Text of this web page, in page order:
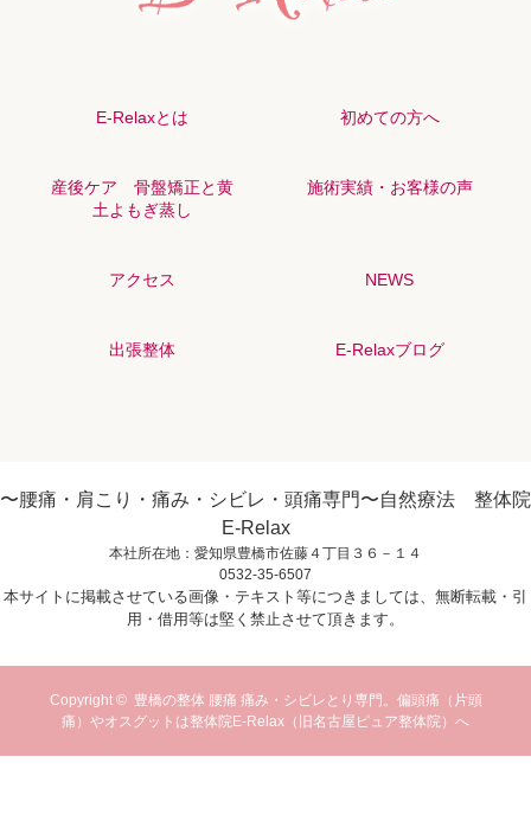
E-Relaxとは 初めての方へ
産後ケア 骨盤矯正と黄
土よもぎ蒸し
施術実績・お客様の声
アクセス NEWS
出張整体 E-Relaxブログ
〜腰痛・肩こり・痛み・シビレ・頭痛専門〜自然療法 整体院
E-Relax
本社所在地：愛知県豊橋市佐藤４丁目３６－１４
0532-35-6507
本サイトに掲載させている画像・テキスト等につきましては、無断転載・引
用・借用等は堅く禁止させて頂きます。
Copyright © 豊橋の整体 腰痛 痛み・シビレとり専門。偏頭痛（片頭
痛）やオスグットは整体院E-Relax（旧名古屋ピュア整体院）へ